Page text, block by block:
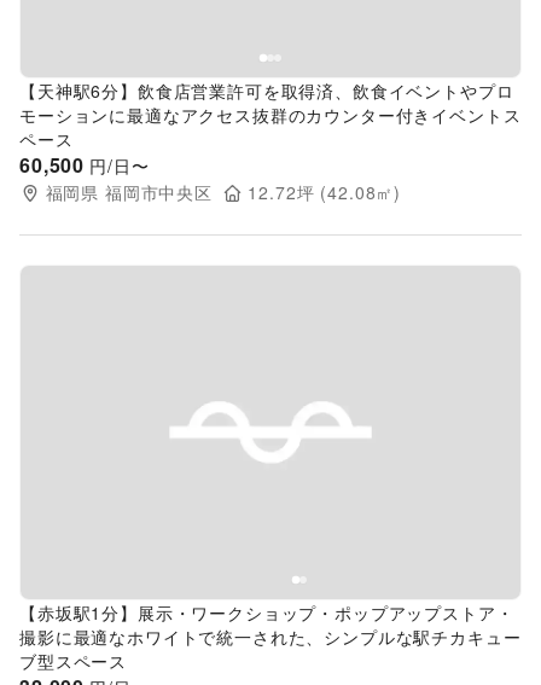
【天神駅6分】飲食店営業許可を取得済、飲食イベントやプロ
モーションに最適なアクセス抜群のカウンター付きイベントス
ペース
60,500 円/日〜
福岡県 福岡市中央区 12.72坪 (42.08㎡)
Previous slide
【赤坂駅1分】展示・ワークショップ・ポップアップストア・
撮影に最適なホワイトで統一された、シンプルな駅チカキュー
ブ型スペース